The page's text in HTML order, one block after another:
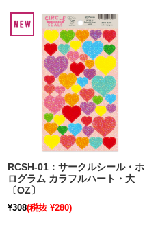
RCSH-01：サークルシール・ホ
ログラム カラフルハート・大
〔OZ〕
¥308(税抜 ¥280)